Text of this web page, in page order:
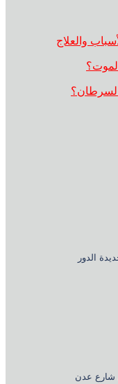
والعلاج
الدور
شارع عدن